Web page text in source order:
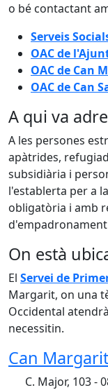
o bé contactant
Serveis
OAC de
OAC de Can
OAC de Can
A qui va
A les persones
apàtrides,
subsidiària i
l'establerta per a
obligatòria i amb
On està
El Servei de
Margarit, on una
Occidental
necessitin.
Can Margarit
C. Major, 103 -